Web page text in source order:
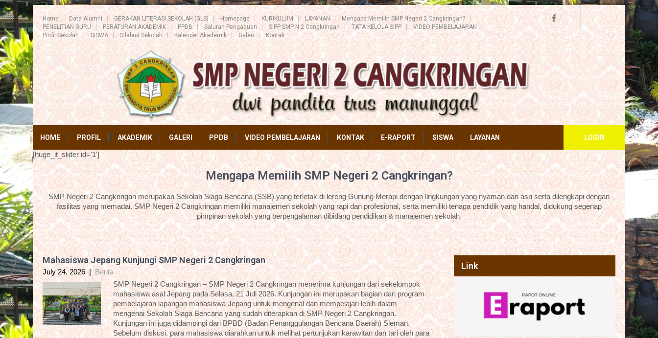
Home Data Alumni GERAKAN LITERASI SEKOLAH (GLS) Homepage KURIKULUM LAYANAN
Mengapa Memilih SMP Negeri 2 Cangkringan?
PENELITIAN GURU
PERATURAN AKADEMIK PPDB Saluran Pengaduan SIPP SMP N 2 Cangkringan TATA KELOLA SIPP
VIDEO PEMBELAJARAN
Profil Sekolah
SISWA Silabus Sekolah Kalender Akademik Galeri Kontak
HOME PROFIL AKADEMIK GALERI PPDB VIDEO PEMBELAJARAN KONTAK E-RAPORT SISWA LAYANAN LOGIN
[huge_it_slider id='1']
Mengapa Memilih SMP Negeri 2 Cangkringan?
SMP Negeri 2 Cangkringan merupakan Sekolah Siaga Bencana (SSB) yang terletak di lereng Gunung Merapi dengan lingkungan yang nyaman dan asri serta dilengkapi dengan
fasilitas yang memadai. SMP Negeri 2 Cangkringan memiliki manajemen sekolah yang rapi dan profesional, serta memiliki tenaga pendidik yang handal, didukung segenap
pimpinan sekolah yang berpengalaman dibidang pendidikan & manajemen sekolah.
Mahasiswa Jepang Kunjungi SMP Negeri 2 Cangkringan
July 24, 2026 | Berita
SMP Negeri 2 Cangkringan – SMP Negeri 2 Cangkringan menerima kunjungan dari sekelompok
mahasiswa asal Jepang pada Selasa, 21 Juli 2026. Kunjungan ini merupakan bagian dari program
pembelajaran lapangan mahasiswa Jepang untuk mengenal dan mempelajari lebih dalam
mengenai Sekolah Siaga Bencana yang sudah diterapkan di SMP Negeri 2 Cangkringan.
Kunjungan ini juga didampingi dari BPBD (Badan Penanggulangan Bencana Daerah) Sleman.
Sebelum diskusi, para mahasiswa diarahkan untuk melihat pertunjukan karawitan dan tari oleh para
Link